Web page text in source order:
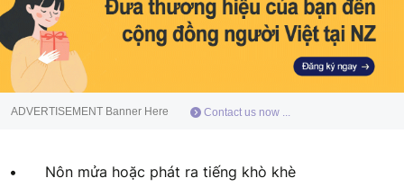
ADVERTISEMENT Banner Here Contact us now ...
• Nôn mửa hoặc phát ra tiếng khò khè